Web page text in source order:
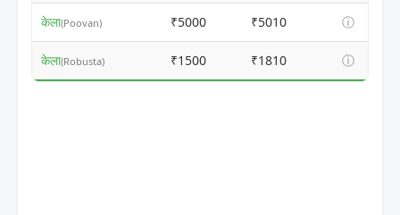
केला(Poovan) ₹5000 ₹5010 ⓘ
केला(Robusta) ₹1500 ₹1810 ⓘ